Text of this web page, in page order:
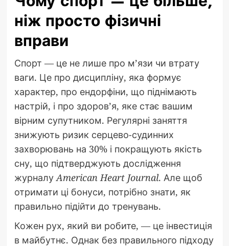
ніж просто фізичні
вправи
Спорт — це не лише про м’язи чи втрату
ваги. Це про дисципліну, яка формує
характер, про ендорфіни, що піднімають
настрій, і про здоров’я, яке стає вашим
вірним супутником. Регулярні заняття
знижують ризик серцево-судинних
захворювань на 30% і покращують якість
сну, що підтверджують дослідження
журналу American Heart Journal. Але щоб
отримати ці бонуси, потрібно знати, як
правильно підійти до тренувань.
Кожен рух, який ви робите, — це інвестиція
в майбутнє. Однак без правильного підходу